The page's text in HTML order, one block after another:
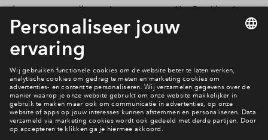
Inloggen
documenten en alle overige vragen over Het Carré ben je
welkom bij de inloopochtend. Het informatiecentrum is van
10.00 tot 12.00 uur geopend. Het adres is Provinciale weg 10
in Gouda.
Bekijk het woningaanbod